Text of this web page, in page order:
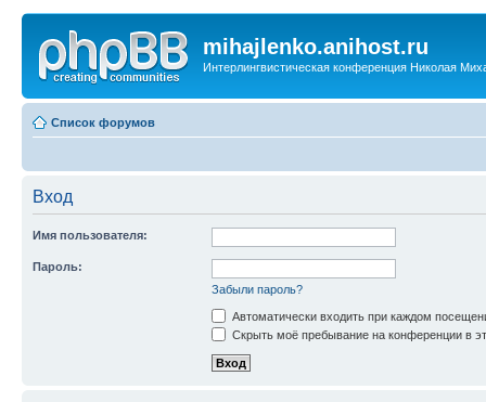
mihajlenko.anihost.ru
Интерлингвистическая конференция Николая
Список форумов
Вход
Имя пользователя:
Пароль:
Забыли пароль?
Автоматически входить при каждом
Скрыть моё пребывание на конференции в